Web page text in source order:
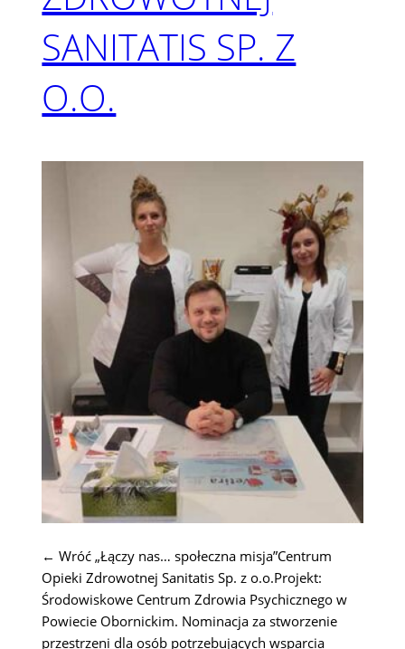
SANITATIS SP. Z
O.O.
← Wróć „Łączy nas… społeczna misja”Centrum
Opieki Zdrowotnej Sanitatis Sp. z o.o.Projekt:
Środowiskowe Centrum Zdrowia Psychicznego w
Powiecie Obornickim. Nominacja za stworzenie
przestrzeni dla osób potrzebujących wsparcia